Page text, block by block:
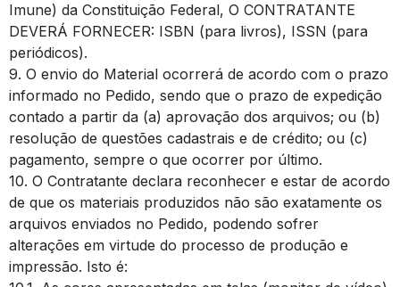
Imune) da Constituição Federal, O CONTRATANTE
DEVERÁ FORNECER: ISBN (para livros), ISSN (para
periódicos).
9. O envio do Material ocorrerá de acordo com o prazo
informado no Pedido, sendo que o prazo de expedição
contado a partir da (a) aprovação dos arquivos; ou (b)
resolução de questões cadastrais e de crédito; ou (c)
pagamento, sempre o que ocorrer por último.
10. O Contratante declara reconhecer e estar de acordo
de que os materiais produzidos não são exatamente os
arquivos enviados no Pedido, podendo sofrer
alterações em virtude do processo de produção e
impressão. Isto é: